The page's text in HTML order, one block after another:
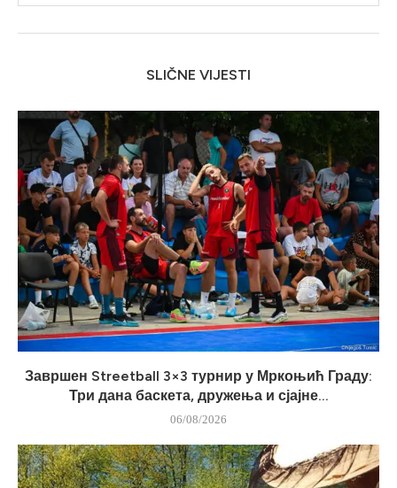
SLIČNE VIJESTI
Завршен Streetball 3×3 турнир у Мркоњић Граду:
Три дана баскета, дружења и сјајне...
06/08/2026